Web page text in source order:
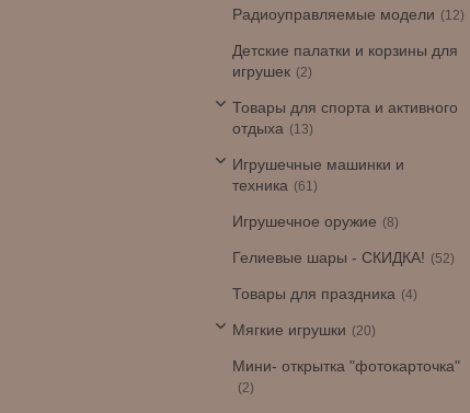
Радиоуправляемые модели 12
Детские палатки и корзины для
игрушек
2
Товары для спорта и активного
отдыха
13
Игрушечные машинки и
техника
61
Игрушечное оружие 8
Гелиевые шары - СКИДКА! 52
Товары для праздника 4
Мягкие игрушки 20
Мини- открытка "фотокарточка"
2